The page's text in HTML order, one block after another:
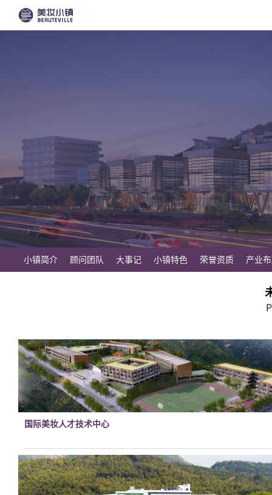
小镇简介 顾问团队 大事记 小镇特色 荣誉资质 产业
国际美妆人才技术中心